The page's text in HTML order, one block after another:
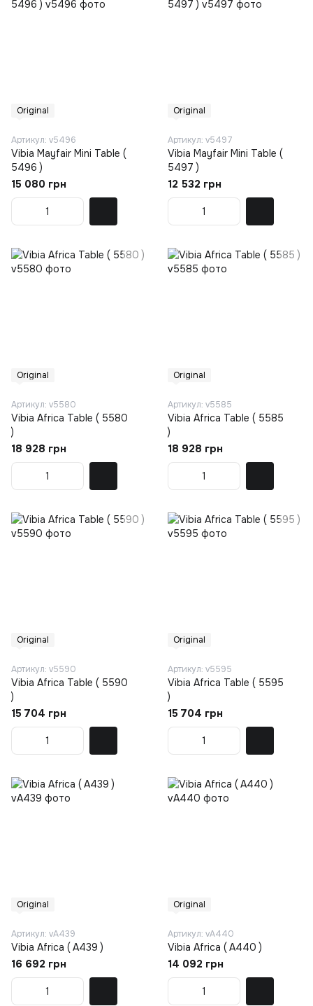
Original
Артикул: v5496
Vibia Mayfair Mini Table (
5496 )
15 080 грн
Original
Артикул: v5497
Vibia Mayfair Mini Table (
5497 )
12 532 грн
Original
Артикул: v5580
Vibia Africa Table ( 5580
)
18 928 грн
Original
Артикул: v5585
Vibia Africa Table ( 5585
)
18 928 грн
Original
Артикул: v5590
Vibia Africa Table ( 5590
)
15 704 грн
Original
Артикул: v5595
Vibia Africa Table ( 5595
)
15 704 грн
Original
Артикул: vA439
Vibia Africa ( A439 )
16 692 грн
Original
Артикул: vA440
Vibia Africa ( A440 )
14 092 грн